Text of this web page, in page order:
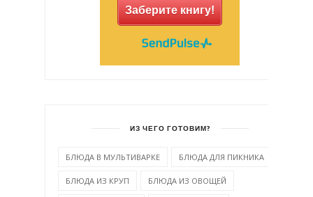
Заберите книгу!
ИЗ ЧЕГО ГОТОВИМ?
БЛЮДА В МУЛЬТИВАРКЕ БЛЮДА ДЛЯ ПИКНИКА
БЛЮДА ИЗ КРУП БЛЮДА ИЗ ОВОЩЕЙ